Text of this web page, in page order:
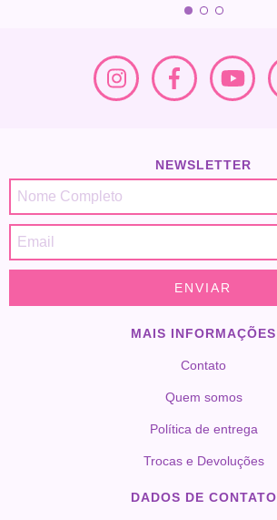
NEWSLETTER
MAIS INFORMAÇÕES
Contato
Quem somos
Política de entrega
Trocas e Devoluções
DADOS DE CONTATO